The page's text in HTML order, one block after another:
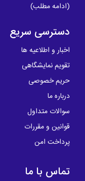
(ادامه مطلب)
دسترسی سریع
اخبار و اطلاعیه ها
تقویم نمایشگاهی
حریم خصوصی
درباره ما
سوالات متداول
قوانین و مقررات
پرداخت امن
تماس با ما